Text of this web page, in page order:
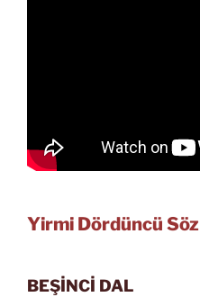
Yirmi Dördüncü Söz
BEŞİNCİ DAL